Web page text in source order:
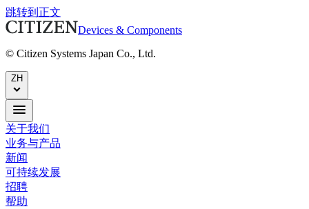
跳转到正文
Devices & Components
© Citizen Systems Japan Co., Ltd.
ZH
关于我们
业务与产品
新闻
可持续发展
招聘
帮助